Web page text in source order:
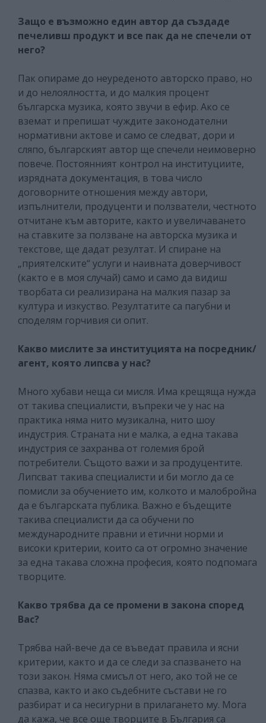
Защо е възможно един автор да създаде
печеливш продукт и все пак да не спечели от
него?
Пак опираме до неуреденото авторско право, но
и до нелоялността, и до малкия процент
българска музика, която звучи в ефир. Ако се
вземат и препишат чуждите законодателни
нормативни актове и само се следват, дори и
сляпо, българският автор ще спечели неимоверно
повече. Постоянният контрол на институциите,
изрядната документация, в това число
договорните отношения между автори,
изпълнители, продуценти и ползватели, честното
отчитане към авторите, както и увеличаването
на ставките за ползване на авторска музика и
текстове, ще дадат резултат. И спиране на
„приятелските“ услуги и наивната доверчивост
(както е в моя случай) само и само да видиш
творбата си реализирана на малкия пазар за
култура и изкуство. Резултатите са пагубни и
споделям горчивия си опит.
Какво мислите за институцията на посредник/
агент, която липсва у нас?
Много хубави неща си мисля. Има крещяща нужда
от такива специалисти, въпреки че у нас на
практика няма нито музикална, нито шоу
индустрия. Страната ни е малка, а една такава
индустрия се захранва от големия брой
потребители. Същото важи и за продуцентите.
Липсват такива специалисти и би могло да се
помисли за обучението им, колкото и малобройна
да е българската публика. Важно е бъдещите
такива специалисти да са обучени по
международните правни и етични норми и
високи критерии, които са от огромно значение
за една такава сложна професия, която подпомага
творците.
Какво трябва да се промени в закона според
Вас?
Трябва най-вече да се въведат правила и ясни
критерии, както и да се следи за спазването на
този закон. Няма смисъл от него, ако той не се
спазва, както и ако съдебните състави не го
разбират и са несигурни в прилагането му. Мога
да кажа, че все още творците в България са